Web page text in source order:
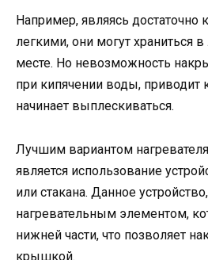
Например, являясь
легкими, они могут храниться
месте. Но невозможность
при кипячении воды, приводит
начинает выплескиваться.
Лучшим вариантом
является использование
или стакана. Данное
нагревательным элементом,
нижней части, что позволяет
крышкой.